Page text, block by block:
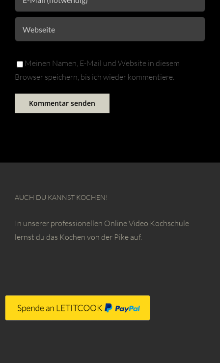
Meinen Namen, E-Mail und Website in diesem
Browser speichern, bis ich wieder kommentiere.
AUCH DU KANNST KOCHEN!
In unserer professionellen Online Video Kochschule
lernst du das Kochen von der Pike auf.